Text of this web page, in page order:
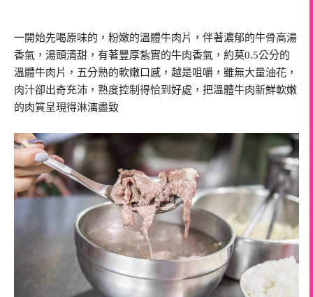
一開始先喝原味的，粉嫩的溫體牛肉片，伴著濃郁的牛骨高湯
香氣，湯頭清甜，有著豐厚紮實的牛肉香氣，約莫0.5公分的
溫體牛肉片，五分熟的軟嫩口感，越是咀嚼，雖無大量油花，
肉汁卻出奇充沛，熟度控制得恰到好處，把溫體牛肉新鮮軟嫩
的肉質呈現得淋漓盡致